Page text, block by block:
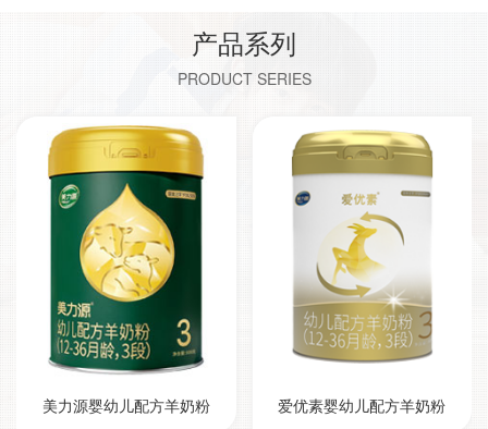
产品系列
PRODUCT SERIES
美力源婴幼儿配方羊奶粉 爱优素婴幼儿配方羊奶粉